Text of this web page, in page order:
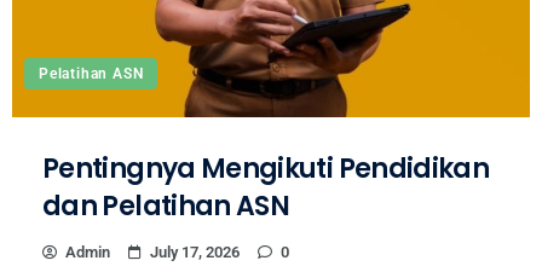
Pelatihan ASN
Pentingnya Mengikuti Pendidikan
dan Pelatihan ASN
Admin July 17, 2026 0